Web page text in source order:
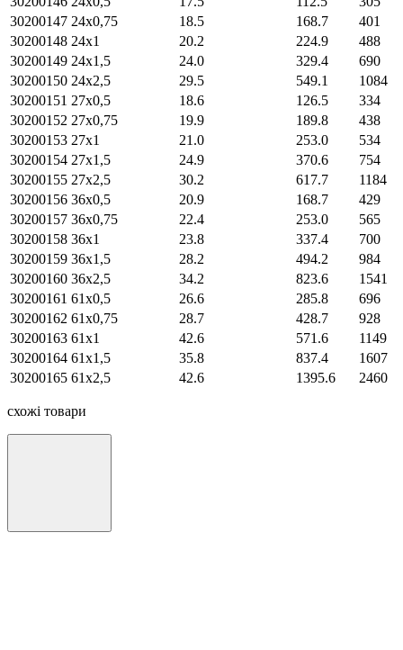
30200147 24х0,75 18.5 168.7
401
30200148 24х1 20.2 224.9
488
30200149 24х1,5 24.0 329.4
690
30200150 24х2,5 29.5 549.1
1084
30200151 27х0,5 18.6 126.5
334
30200152 27х0,75 19.9 189.8
438
30200153 27х1 21.0 253.0
534
30200154 27х1,5 24.9 370.6
754
30200155 27х2,5 30.2 617.7
1184
30200156 36х0,5 20.9 168.7
429
30200157 36х0,75 22.4 253.0
565
30200158 36х1 23.8 337.4
700
30200159 36х1,5 28.2 494.2
984
30200160 36х2,5 34.2 823.6
1541
30200161 61х0,5 26.6 285.8
696
30200162 61х0,75 28.7 428.7
928
30200163 61х1 42.6 571.6
1149
30200164 61х1,5 35.8 837.4
1607
30200165 61х2,5 42.6 1395.6 2460
схожі товари